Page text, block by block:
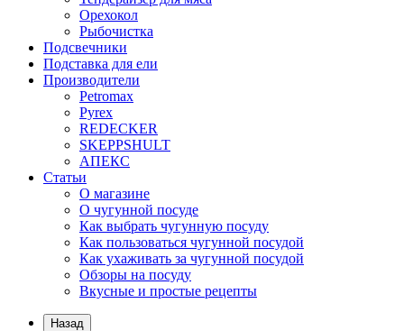
Орехокол
Рыбочистка
Подсвечники
Подставка для ели
Производители
Petromax
Pyrex
REDECKER
SKEPPSHULT
АПЕКС
Статьи
О магазине
О чугунной посуде
Как выбрать чугунную посуду
Как пользоваться чугунной посудой
Как ухаживать за чугунной посудой
Обзоры на посуду
Вкусные и простые рецепты
Назад